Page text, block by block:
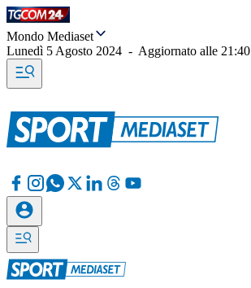
Mondo Mediaset
Lunedì 5 Agosto 2024 - Aggiornato alle 21:40